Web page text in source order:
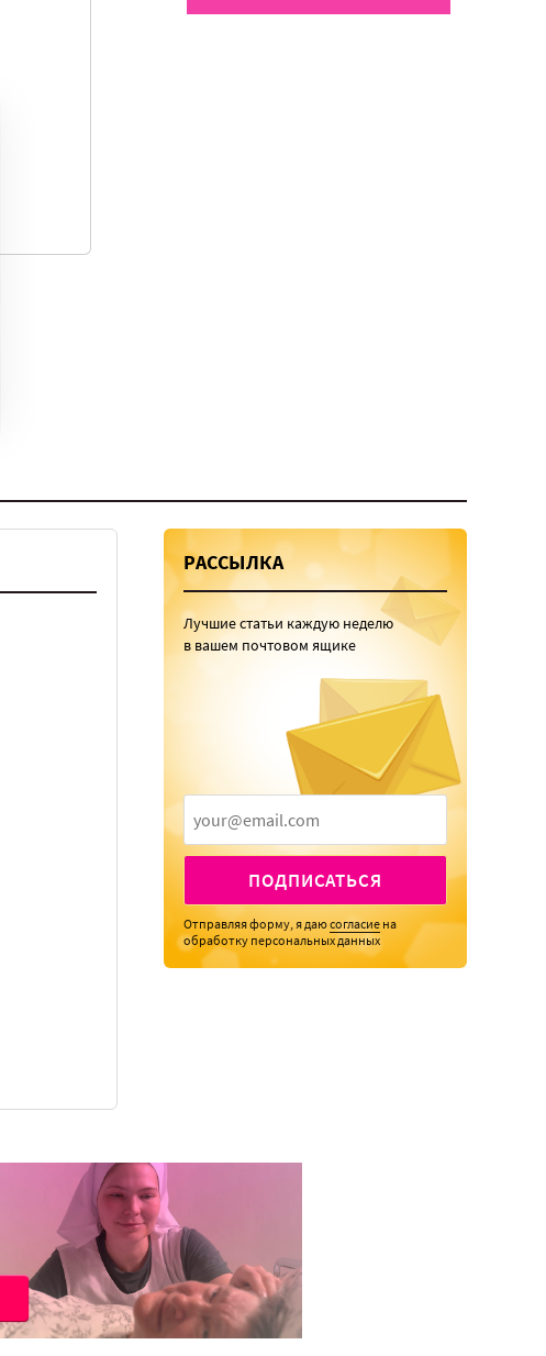
РАССЫЛКА
Лучшие статьи каждую неделю
в вашем почтовом ящике
ПОДПИСАТЬСЯ
Отправляя форму, я даюсогласие на
обработку персональных данных